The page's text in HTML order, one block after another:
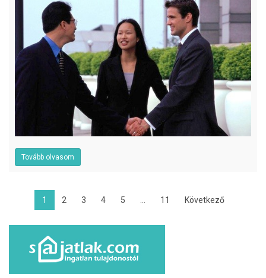
Tovább olvasom
1 2 3 4 5 11 Következő